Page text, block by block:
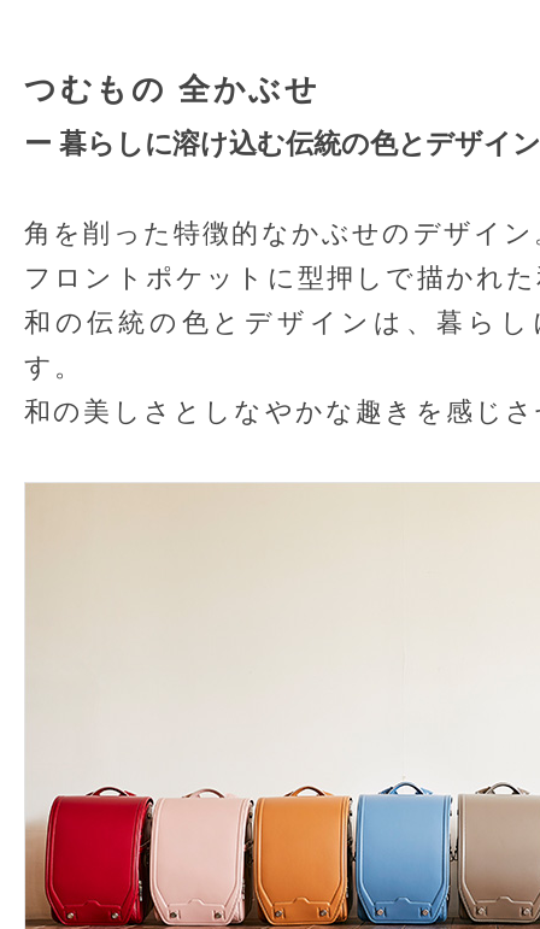
つむもの 全かぶせ
ー 暮らしに溶け込む伝統の色とデザイ
角を削った特徴的なかぶせのデザイン
フロントポケットに型押しで描かれ
和の伝統の色とデザインは、暮ら
す。
和の美しさとしなやかな趣きを感じ